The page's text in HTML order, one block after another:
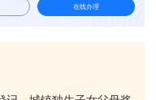
在线办理